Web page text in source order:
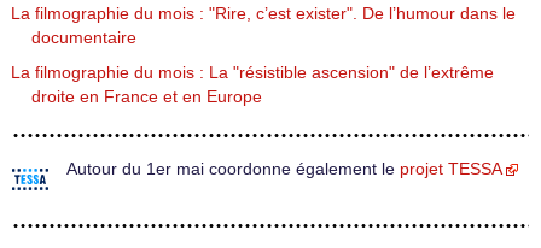
La filmographie du mois : "Rire, c’est exister". De l’humour dans le
documentaire
La filmographie du mois : La "résistible ascension" de l’extrême
droite en France et en Europe
Autour du 1er mai coordonne également le projet TESSA